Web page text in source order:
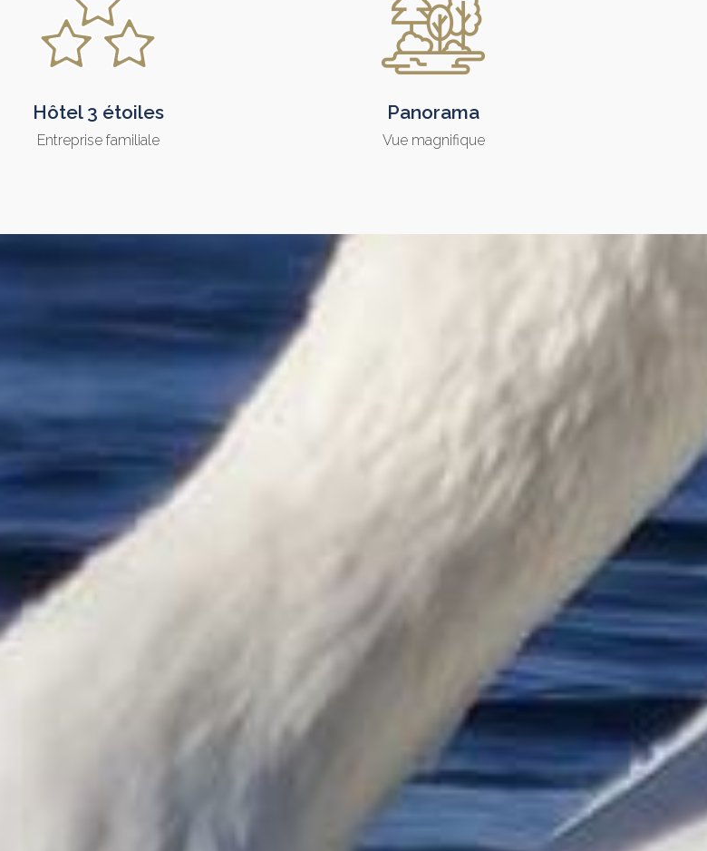
Hôtel 3 étoiles
Entreprise familiale
Panorama
Vue magnifique